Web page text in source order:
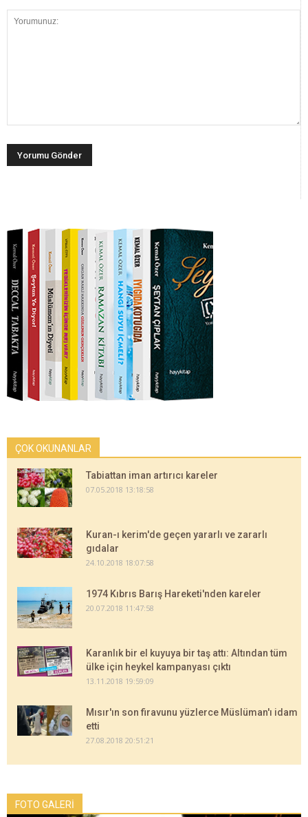
ÇOK OKUNANLAR
Tabiattan iman artırıcı kareler
07.05.2018 13:18:58
Kuran-ı kerim'de geçen yararlı ve zararlı
gıdalar
24.10.2018 18:07:58
1974 Kıbrıs Barış Hareketi'nden kareler
20.07.2018 11:47:58
Karanlık bir el kuyuya bir taş attı: Altından tüm
ülke için heykel kampanyası çıktı
13.11.2018 19:59:09
Mısır'ın son firavunu yüzlerce Müslüman'ı idam
etti
27.08.2018 20:51:21
FOTO GALERİ